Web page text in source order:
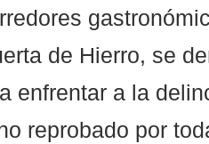
de Hierro, se
enfrentar a la
reprobado por